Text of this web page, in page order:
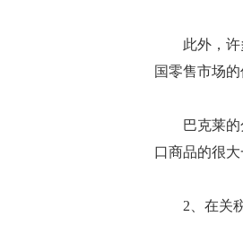
此外，许多
国零售市场
巴克莱的分
口商品的很
2、在关税